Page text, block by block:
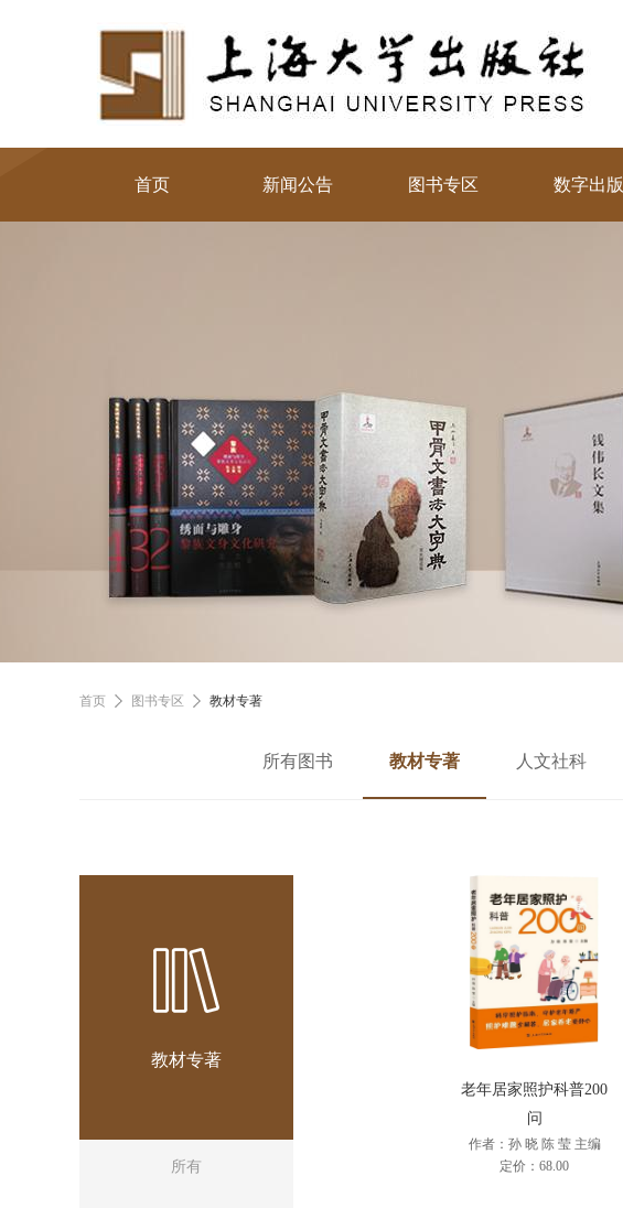
首页 新闻公告 图书专区 数字出版
首页 图书专区 教材专著
所有图书 教材专著 人文社科
教材专著
所有
老年居家照护科普200
问
作者：孙 晓 陈 莹 主编
定价：68.00